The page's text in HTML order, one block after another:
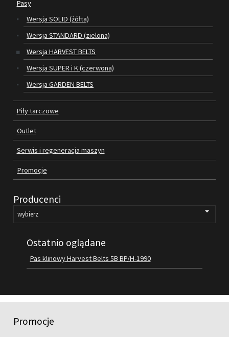
SILNIKI ELEKTRYCZNE
PIŁY TARCZOWE
OUTLET
SERWIS I REGENERACJA MASZYN
PROMOCJE
REGULAMIN
KATALOGI
OBRABIARKI DO DREWNA
SILNIKI ELEKTRYCZNE
KONTAKT
Pasy
Wersja SOLID (żółta)
Wersja STANDARD (zielona)
Wersja HARVEST BELTS
Wersja SUPER i K (czerwona)
Wersja GARDEN BELTS
Piły tarczowe
Outlet
Serwis i regeneracja maszyn
Promocje
Producenci
Ostatnio oglądane
Pas klinowy Harvest Belts 5B BP/H-1990
Promocje